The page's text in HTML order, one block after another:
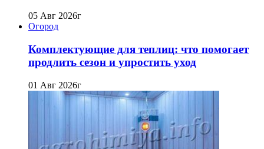
05 Авг 2026г
Огород
Комплектующие для теплиц: что помогает
продлить сезон и упростить уход
01 Авг 2026г